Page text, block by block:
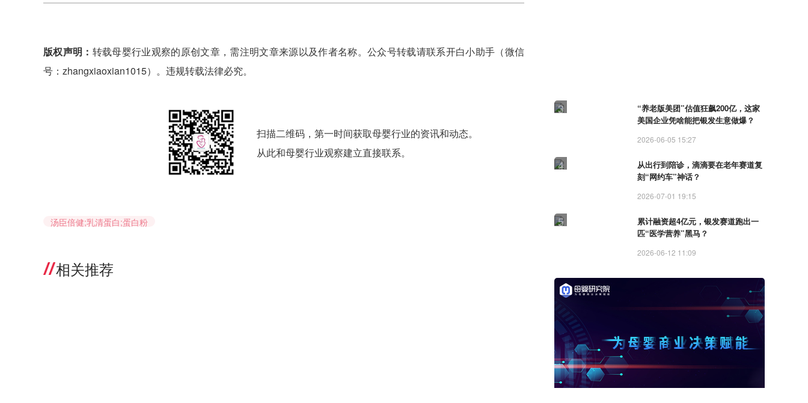
3
“养老版美团”估值狂飙200亿，这家
美国企业凭啥能把银发生意做爆？
2026-06-05 15:27
4
从出行到陪诊，滴滴要在老年赛道复
刻“网约车”神话？
2026-07-01 19:15
5
累计融资超4亿元，银发赛道跑出一
匹“医学营养”黑马？
2026-06-12 11:09
版权声明： 转载母婴行业观察的原创文章，需注明文章来源以及作者名称。公众号转载请联系开白小助手（微信
号：zhangxiaoxian1015）。违规转载法律必究。
扫描二维码，第一时间获取母婴行业的资讯和动态。
从此和母婴行业观察建立直接联系。
汤臣倍健;乳清蛋白;蛋白粉
相关推荐